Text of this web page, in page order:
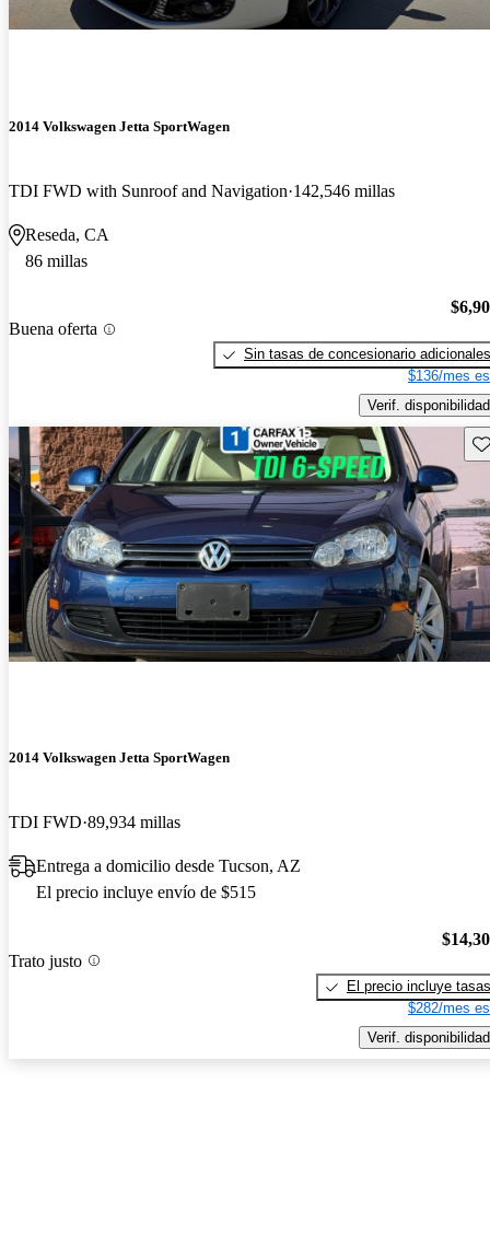
2014 Volkswagen Jetta SportWagen
TDI FWD with Sunroof and Navigation 142,546 millas
Reseda, CA
86 millas
Buena oferta
Sin tasas de concesionario adicionales
$136/mes
Verif. disponibilidad
2014 Volkswagen Jetta SportWagen
TDI FWD 89,934 millas
Entrega a domicilio desde Tucson, AZ
El precio incluye envío de $515
Trato justo
El precio incluye tasas
$282/mes
Verif. disponibilidad